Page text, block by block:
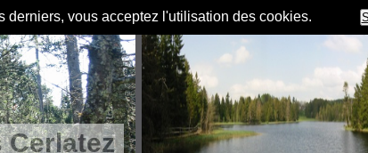
derniers, vous acceptez l'utilisation des cookies.
Cerlatez